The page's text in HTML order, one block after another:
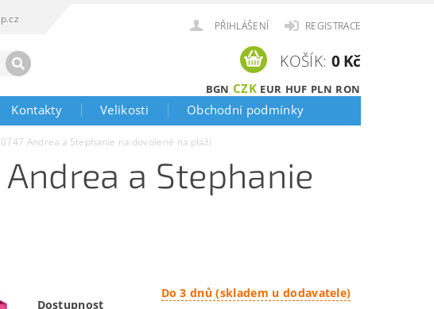
PŘIHLÁŠENÍ REGISTRACE
BGN CZK EUR HUF PLN RON
KOŠÍK: 0 Kč
Kontakty Velikosti Obchodní podmínky
Andrea a Stephanie na dovolené na pláži
Andrea a Stephanie
Dostupnost
Do 3 dnů (skladem u dodavatele)